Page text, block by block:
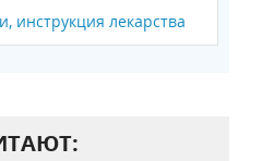
инструкция лекарства